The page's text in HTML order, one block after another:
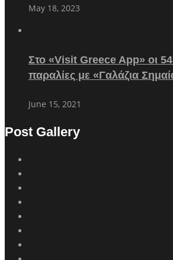
May 18, 2023
Στο «Visit Greece App» οι
παραλίες με «Γαλάζια
June 15, 2021
Post Gallery